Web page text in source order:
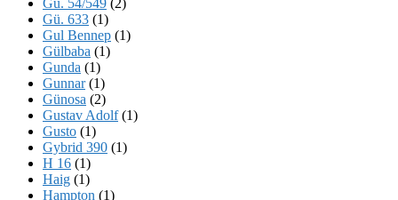
Gü. 633 (1)
Gul Bennep (1)
Gülbaba (1)
Gunda (1)
Gunnar(1)
Günosa (2)
Gustav Adolf(1)
Gusto (1)
Gybrid 390 (1)
H 16 (1)
Haig (1)
Hampton (1)